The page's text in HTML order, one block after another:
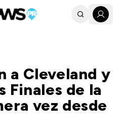
a Cleveland y
Finales de la
vez desde